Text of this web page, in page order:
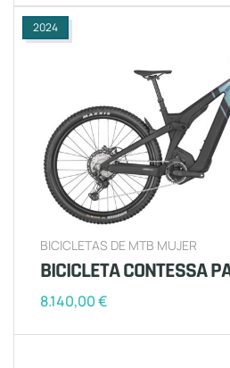
2024
BICICLETAS DE MTB MUJER
BICICLETA CONTESSA
8.140,00€